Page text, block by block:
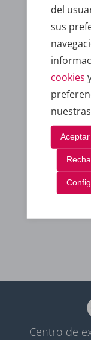
del
sus
cookies
Centro de